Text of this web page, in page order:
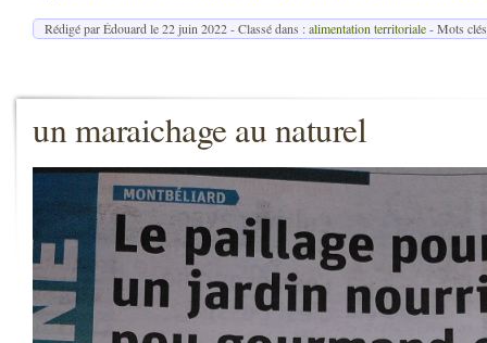
Rédigé par Édouard le22 juin 2022- Classé dans :alimentation territoriale- Mots
un maraichage au naturel